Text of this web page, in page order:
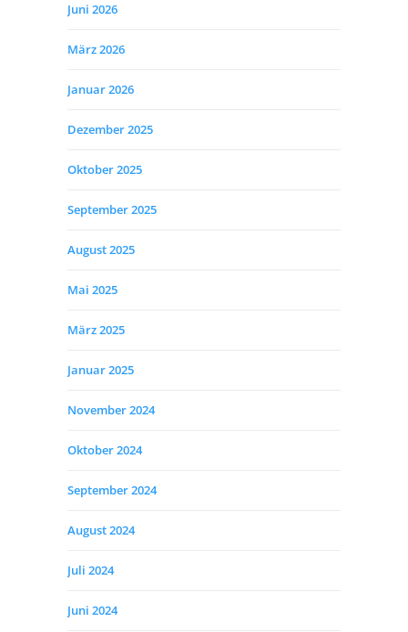
Juni 2026
März 2026
Januar 2026
Dezember 2025
Oktober 2025
September 2025
August 2025
Mai 2025
März 2025
Januar 2025
November 2024
Oktober 2024
September 2024
August 2024
Juli 2024
Juni 2024